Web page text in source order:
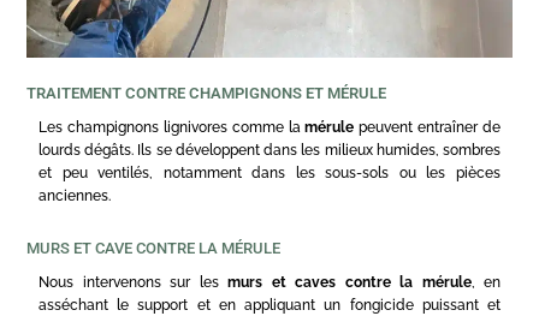
TRAITEMENT CONTRE CHAMPIGNONS ET MÉRULE
Les champignons lignivores comme lamérule peuvent entraîner de
lourds dégâts. Ils se développent dans les milieux humides, sombres
et peu ventilés, notamment dans les sous-sols ou les pièces
anciennes.
MURS ET CAVE CONTRE LA MÉRULE
Nous intervenons sur les murs et caves contre la mérule, en
asséchant le support et en appliquant un fongicide puissant et